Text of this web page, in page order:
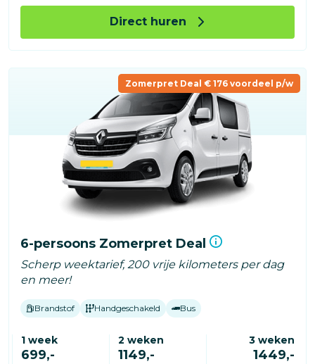
Direct huren
Zomerpret Deal € 176 voordeel p/w
6-persoons Zomerpret Deal
Scherp weektarief, 200 vrije kilometers per dag
en meer!
Brandstof Handgeschakeld Bus
1 week
699,-
2 weken
1149,-
3 weken
1449,-